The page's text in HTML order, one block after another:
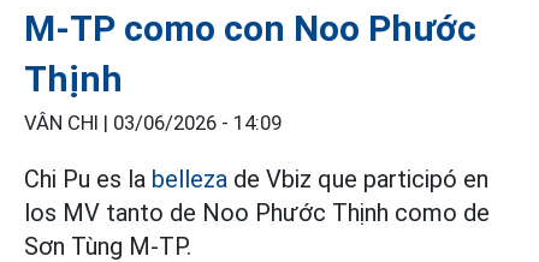
M-TP como con Noo Phước
Thịnh
VÂN CHI | 03/06/2026 - 14:09
Chi Pu es la belleza de Vbiz que participó en
los MV tanto de Noo Phước Thịnh como de
Sơn Tùng M-TP.